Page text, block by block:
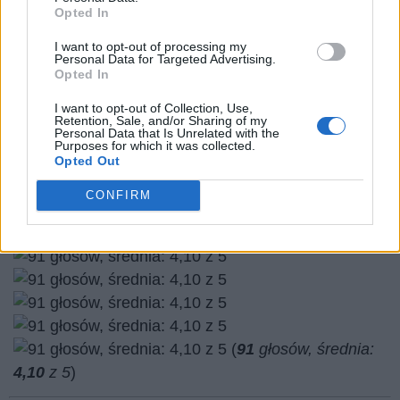
Opted In
I want to opt-out of processing my
Personal Data for Targeted Advertising.
Opted In
I want to opt-out of Collection, Use,
Retention, Sale, and/or Sharing of my
Personal Data that Is Unrelated with the
Purposes for which it was collected.
Opted Out
CONFIRM
wszystkie
Wróć
Co sądzisz o naszej stronie?
(91 głosów, średnia:
4,10 z 5)